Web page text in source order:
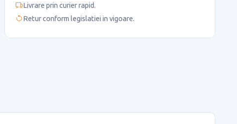
Livrare prin curier rapid.
Retur conform legislatiei in vigoare.